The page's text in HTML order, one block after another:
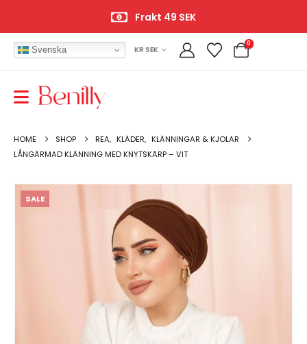
Frakt 49 SEK
Svenska KR SEK
0
HOME SHOP REA, KLÄDER, KLÄNNINGAR & KJOLAR
LÅNGÄRMAD KLÄNNING MED KNYTSKÄRP – VIT
SALE